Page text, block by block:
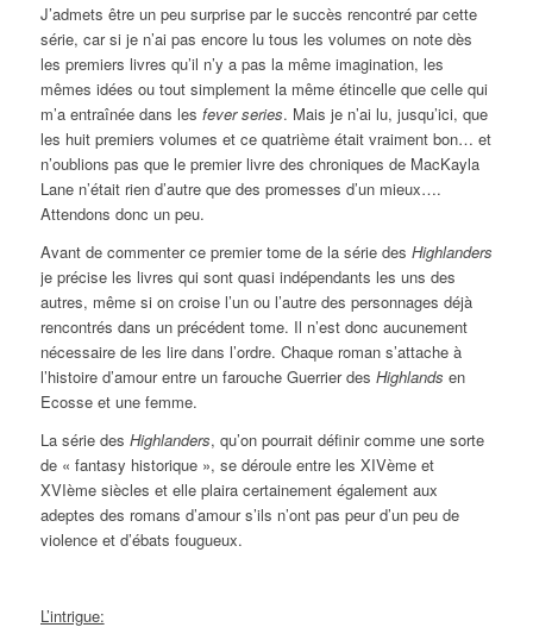
J’admets être un peu surprise par le succès rencontré par cette
série, car si je n’ai pas encore lu tous les volumes on note dès
les premiers livres qu’il n’y a pas la même imagination, les
mêmes idées ou tout simplement la même étincelle que celle qui
m’a entraînée dans les fever series. Mais je n’ai lu, jusqu’ici, que
les huit premiers volumes et ce quatrième était vraiment bon… et
n’oublions pas que le premier livre des chroniques de MacKayla
Lane n’était rien d’autre que des promesses d’un mieux….
Attendons donc un peu.
Avant de commenter ce premier tome de la série des Highlanders
je précise les livres qui sont quasi indépendants les uns des
autres, même si on croise l’un ou l’autre des personnages déjà
rencontrés dans un précédent tome. Il n’est donc aucunement
nécessaire de les lire dans l’ordre. Chaque roman s’attache à
l’histoire d’amour entre un farouche Guerrier des Highlands en
Ecosse et une femme.
La série des Highlanders, qu’on pourrait définir comme une sorte
de « fantasy historique », se déroule entre les XIVème et
XVIème siècles et elle plaira certainement également aux
adeptes des romans d’amour s’ils n’ont pas peur d’un peu de
violence et d’ébats fougueux.
L’intrigue: